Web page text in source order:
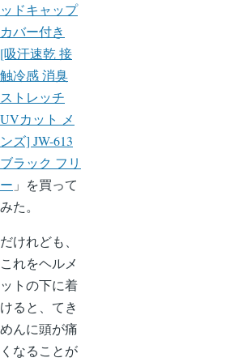
ッドキャップ
カバー付き
[吸汗速乾 接
触冷感 消臭
ストレッチ
UVカット メ
ンズ] JW-613
ブラック フリ
ー 」を買って
みた。
だけれども、
これをヘルメ
ットの下に着
けると、てき
めんに頭が痛
くなることが